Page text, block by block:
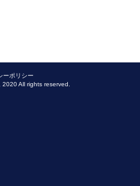
ーポリシー
All rights reserved.